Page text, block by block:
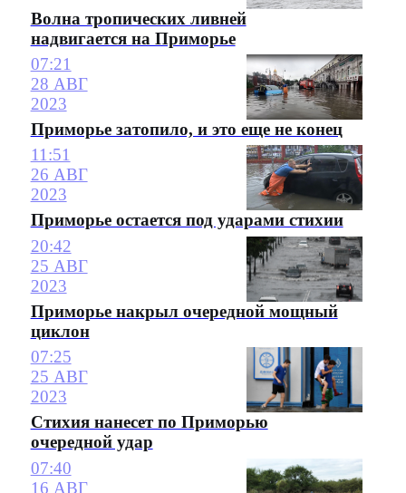
Волна тропических ливней
надвигается на Приморье
07:21
28 АВГ
2023
Приморье затопило, и это еще не конец
11:51
26 АВГ
2023
Приморье остается под ударами стихии
20:42
25 АВГ
2023
Приморье накрыл очередной мощный
циклон
07:25
25 АВГ
2023
Стихия нанесет по Приморью
очередной удар
07:40
16 АВГ